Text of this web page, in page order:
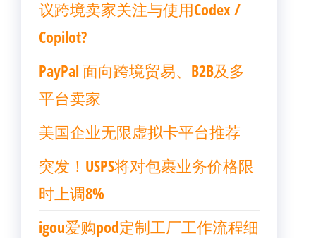
议跨境卖家关注与使用Codex /
Copilot?
PayPal 面向跨境贸易、B2B及多
平台卖家
美国企业无限虚拟卡平台推荐
突发！USPS将对包裹业务价格限
时上调8%
igou爱购pod定制工厂工作流程细